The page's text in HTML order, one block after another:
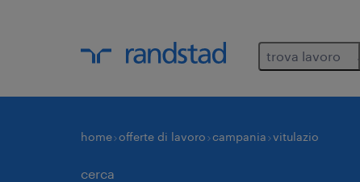
trova lavoro
home offerte di lavoro campania vitulazio
cerca